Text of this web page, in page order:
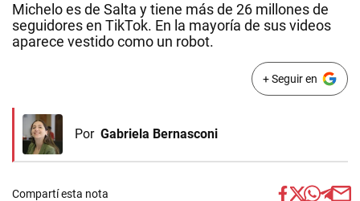
Michelo es de Salta y tiene más de 26 millones de
seguidores en TikTok. En la mayoría de sus videos
aparece vestido como un robot.
+ Seguir en
Por Gabriela Bernasconi
Compartí esta nota